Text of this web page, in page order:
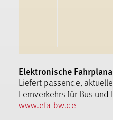
Elektronische
Liefert passende,
Fernverkehrs für Bus und
www.efa-bw.de